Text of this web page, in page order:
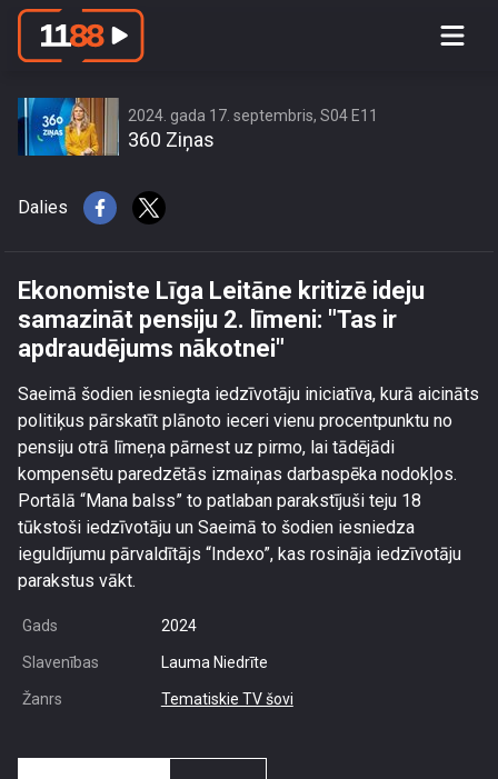
Ekonomiste Līga Leitāne kritizē ideju
2024. gada 17. septembris, S04 E11
360 Ziņas
Dalies
Ekonomiste Līga Leitāne kritizē ideju
samazināt pensiju 2. līmeni: "Tas ir
apdraudējums nākotnei"
Saeimā šodien iesniegta iedzīvotāju iniciatīva, kurā aicināts
politiķus pārskatīt plānoto ieceri vienu procentpunktu no
pensiju otrā līmeņa pārnest uz pirmo, lai tādējādi
kompensētu paredzētās izmaiņas darbaspēka nodokļos.
Portālā “Mana balss” to patlaban parakstījuši teju 18
tūkstoši iedzīvotāju un Saeimā to šodien iesniedza
ieguldījumu pārvaldītājs “Indexo”, kas rosināja iedzīvotāju
parakstus vākt.
Gads 2024
Slavenības Lauma Niedrīte
Žanrs Tematiskie TV šovi